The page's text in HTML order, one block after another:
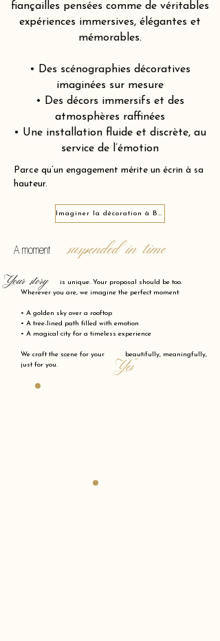
fiançailles pensées comme de véritables
expériences immersives, élégantes et
mémorables.
• Des scénographies décoratives
imaginées sur mesure
• Des décors immersifs et des
atmosphères raffinées
• Une installation fluide et discrète, au
service de l’émotion
Parce qu’un engagement mérite un écrin à sa
hauteur.
Imaginer la décoration à Bar-le-Duc 55000
A moment suspended in time
is unique. Your proposal should be too.
Wherever you are, we imagine the perfect moment:
• A golden sky over a rooftop
• A tree-lined path filled with emotion
• A magical city for a timeless experience
We craft the scene for your beautifully, meaningfully,
just for you.
"Yes"
Your story